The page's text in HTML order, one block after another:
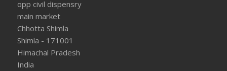
opp civil dispensry
main market
Chhotta Shimla
Shimla - 171001
Himachal Pradesh
India